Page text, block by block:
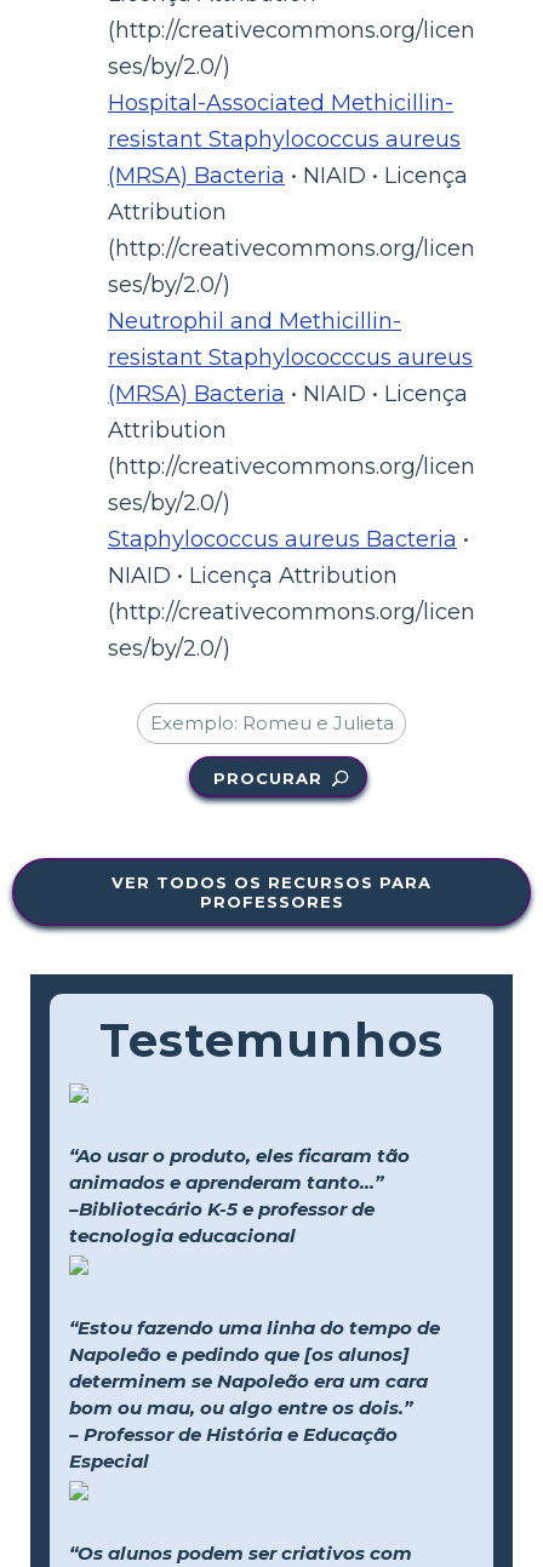
(http://creativecommons.org/licen
ses/by/2.0/)
Hospital-Associated Methicillin-
resistant Staphylococcus aureus
(MRSA) Bacteria • NIAID • Licença
Attribution
(http://creativecommons.org/licen
ses/by/2.0/)
Neutrophil and Methicillin-
resistant Staphylococccus aureus
(MRSA) Bacteria • NIAID • Licença
Attribution
(http://creativecommons.org/licen
ses/by/2.0/)
Staphylococcus aureus Bacteria •
NIAID • Licença Attribution
(http://creativecommons.org/licen
ses/by/2.0/)
PROCURAR
VER TODOS OS RECURSOS PARA
PROFESSORES
Testemunhos
“Ao usar o produto, eles ficaram tão
animados e aprenderam tanto...”
–Bibliotecário K-5 e professor de
tecnologia educacional
“Estou fazendo uma linha do tempo de
Napoleão e pedindo que [os alunos]
determinem se Napoleão era um cara
bom ou mau, ou algo entre os dois.”
– Professor de História e Educação
Especial
“Os alunos podem ser criativos com